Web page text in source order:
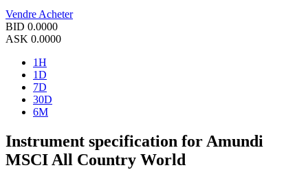
Vendre Acheter
BID 0.0000
ASK 0.0000
1H
1D
7D
30D
6M
Instrument specification for Amundi
MSCI All Country World